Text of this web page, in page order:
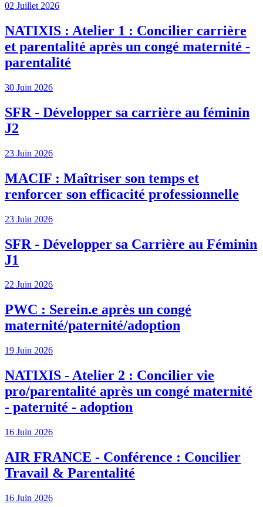
02 Juillet 2026
NATIXIS : Atelier 1 : Concilier carrière
et parentalité après un congé maternité -
parentalité
30 Juin 2026
SFR - Développer sa carrière au féminin
J2
23 Juin 2026
MACIF : Maîtriser son temps et
renforcer son efficacité professionnelle
23 Juin 2026
SFR - Développer sa Carrière au Féminin
J1
22 Juin 2026
PWC : Serein.e après un congé
maternité/paternité/adoption
19 Juin 2026
NATIXIS - Atelier 2 : Concilier vie
pro/parentalité après un congé maternité
- paternité - adoption
16 Juin 2026
AIR FRANCE - Conférence : Concilier
Travail & Parentalité
16 Juin 2026